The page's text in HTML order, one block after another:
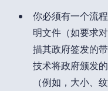
你必须有一个流
明文件（如要求
描其政府签发的
技术将政府颁发
（例如，大小、